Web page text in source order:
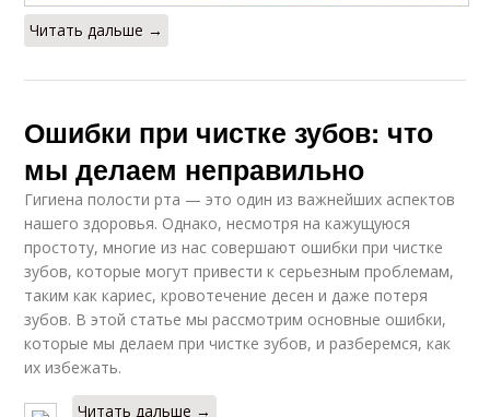
Читать дальше →
Ошибки при чистке зубов: что
мы делаем неправильно
Гигиена полости рта — это один из важнейших аспектов
нашего здоровья. Однако, несмотря на кажущуюся
простоту, многие из нас совершают ошибки при чистке
зубов, которые могут привести к серьезным проблемам,
таким как кариес, кровотечение десен и даже потеря
зубов. В этой статье мы рассмотрим основные ошибки,
которые мы делаем при чистке зубов, и разберемся, как
их избежать.
Читать дальше →